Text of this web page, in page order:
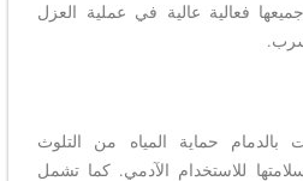
فعالية عالية في عملية العزل
بالدمام حماية المياه من التلوث
للاستخدام الآدمي. كما تشمل